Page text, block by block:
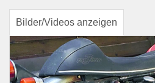
Bilder/Videos anzeigen